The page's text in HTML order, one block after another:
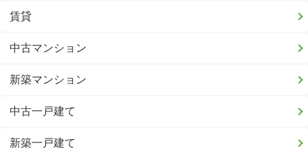
賃貸
中古マンション
新築マンション
中古一戸建て
新築一戸建て